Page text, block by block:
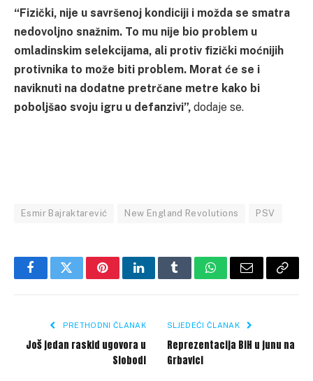
“Fizički, nije u savršenoj kondiciji i možda se smatra
nedovoljno snažnim. To mu nije bio problem u
omladinskim selekcijama, ali protiv fizički moćnijih
protivnika to može biti problem. Morat će se i
naviknuti na dodatne pretrčane metre kako bi
poboljšao svoju igru u defanzivi”, dodaje se.
Esmir Bajraktarević New England Revolutions PSV
FacebookTwitterPinterestLinkedInTumblrWhatsApp
Email Copy
PRETHODNI ČLANAK
Još jedan raskid ugovora u
Slobodi
SLJEDEĆI ČLANAK
Reprezentacija BiH u junu na
Grbavici